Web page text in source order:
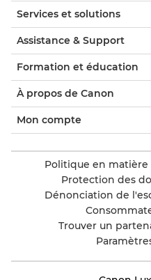
Services et solutions
Assistance & Support
Formation et éducation
À propos de Canon
Mon compte
Politique en matière
Protection des
Dénonciation de
Trouver un